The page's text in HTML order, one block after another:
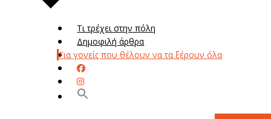
Τι τρέχει στην πόλη
Δημοφιλή άρθρα
Για γονείς που θέλουν να τα ξέρουν όλα